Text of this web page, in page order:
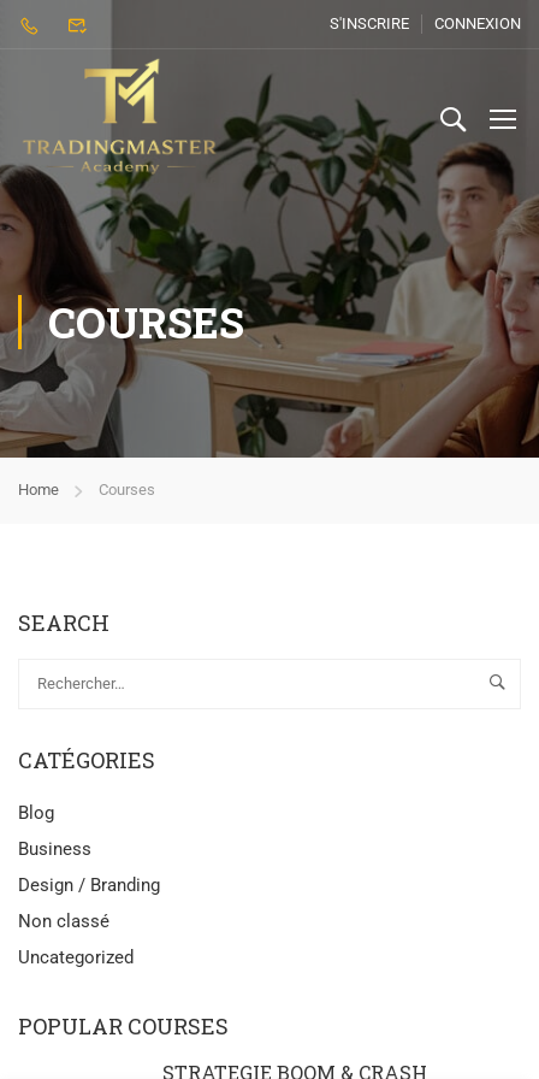
S'INSCRIRE CONNEXION
COURSES
Home Courses
SEARCH
CATÉGORIES
Blog
Business
Design / Branding
Non classé
Uncategorized
POPULAR COURSES
STRATEGIE BOOM & CRASH